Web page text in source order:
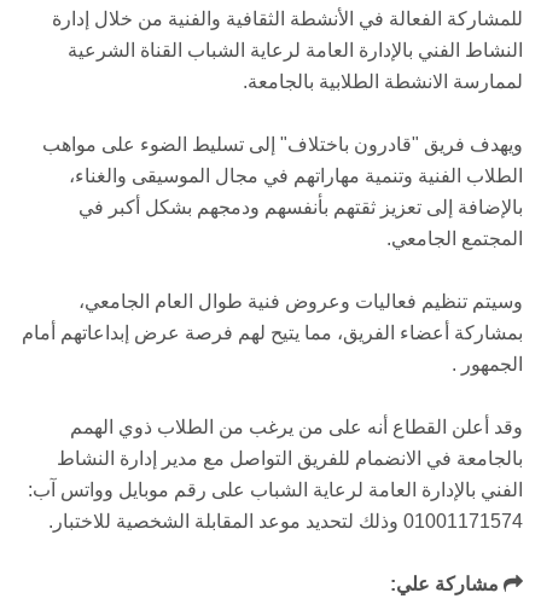
للمشاركة الفعالة في الأنشطة الثقافية والفنية من خلال إدارة
النشاط الفني بالإدارة العامة لرعاية الشباب القناة الشرعية
لممارسة الانشطة الطلابية بالجامعة.
ويهدف فريق "قادرون باختلاف" إلى تسليط الضوء على مواهب
الطلاب الفنية وتنمية مهاراتهم في مجال الموسيقى والغناء،
بالإضافة إلى تعزيز ثقتهم بأنفسهم ودمجهم بشكل أكبر في
المجتمع الجامعي.
وسيتم تنظيم فعاليات وعروض فنية طوال العام الجامعي،
بمشاركة أعضاء الفريق، مما يتيح لهم فرصة عرض إبداعاتهم أمام
الجمهور .
وقد أعلن القطاع أنه على من يرغب من الطلاب ذوي الهمم
بالجامعة في الانضمام للفريق التواصل مع مدير إدارة النشاط
الفني بالإدارة العامة لرعاية الشباب على رقم موبايل وواتس آب:
01001171574 وذلك لتحديد موعد المقابلة الشخصية للاختبار.
مشاركة علي: